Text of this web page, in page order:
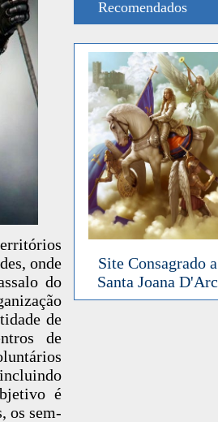
onde
do
de
de
é
os sem-
Recomendados
Site Consagrado a
Santa Joana D'Arc